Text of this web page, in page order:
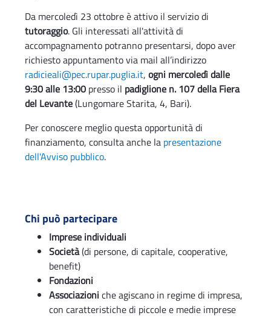
Da mercoledì 23 ottobre è attivo il servizio di
tutoraggio. Gli interessati all'attività di
accompagnamento potranno presentarsi, dopo aver
richiesto appuntamento via mail all’indirizzo
radicieali@pec.rupar.puglia.it, ogni mercoledì dalle
9:30 alle 13:00 presso il padiglione n. 107 della Fiera
del Levante(Lungomare Starita, 4, Bari).
Per conoscere meglio questa opportunità di
finanziamento, consulta anche la presentazione
dell'Avviso pubblico.
Chi può partecipare
Imprese individuali
Società(di persone, di capitale, cooperative,
benefit)
Fondazioni
Associazioni che agiscano in regime di impresa,
con caratteristiche di piccole e medie imprese